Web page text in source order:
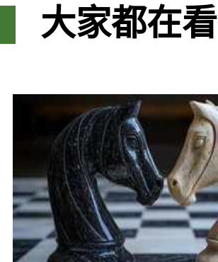
大家都在看